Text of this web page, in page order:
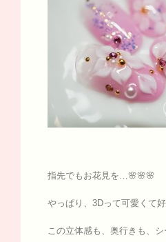
指先でもお花見を…🌸🌸🌸
やっぱり、3Dって可愛くて
この立体感も、奥行きも、